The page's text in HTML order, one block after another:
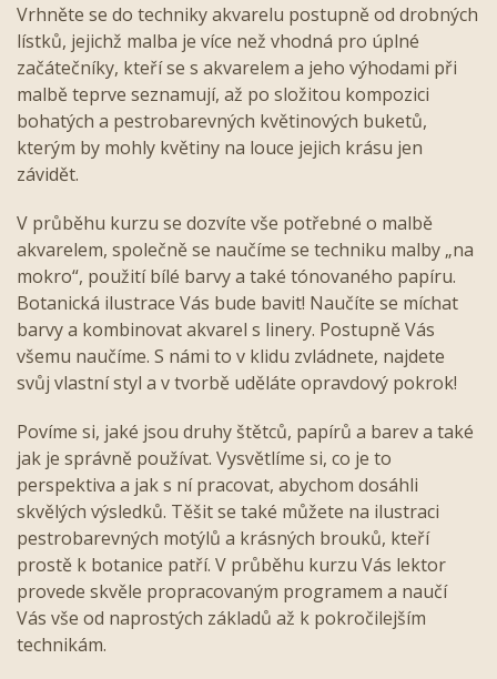
Vrhněte se do techniky akvarelu postupně od drobných
lístků, jejichž malba je více než vhodná pro úplné
začátečníky, kteří se s akvarelem a jeho výhodami při
malbě teprve seznamují, až po složitou kompozici
bohatých a pestrobarevných květinových buketů,
kterým by mohly květiny na louce jejich krásu jen
závidět.
V průběhu kurzu se dozvíte vše potřebné o malbě
akvarelem, společně se naučíme se techniku malby „na
mokro“, použití bílé barvy a také tónovaného papíru.
Botanická ilustrace Vás bude bavit! Naučíte se míchat
barvy a kombinovat akvarel s linery. Postupně Vás
všemu naučíme. S námi to v klidu zvládnete, najdete
svůj vlastní styl a v tvorbě uděláte opravdový pokrok!
Povíme si, jaké jsou druhy štětců, papírů a barev a také
jak je správně používat. Vysvětlíme si, co je to
perspektiva a jak s ní pracovat, abychom dosáhli
skvělých výsledků. Těšit se také můžete na ilustraci
pestrobarevných motýlů a krásných brouků, kteří
prostě k botanice patří. V průběhu kurzu Vás lektor
provede skvěle propracovaným programem a naučí
Vás vše od naprostých základů až k pokročilejším
technikám.